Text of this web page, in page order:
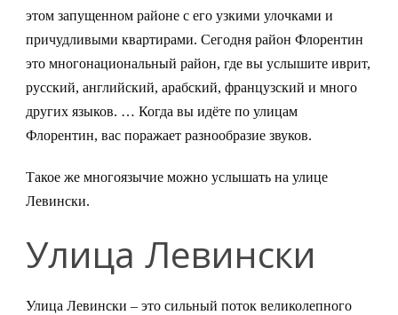
этом запущенном районе с его узкими улочками и
причудливыми квартирами. Сегодня район Флорентин
это многонациональный район, где вы услышите иврит,
русский, английский, арабский, французский и много
других языков. … Когда вы идёте по улицам
Флорентин, вас поражает разнообразие звуков.
Такое же многоязычие можно услышать на улице
Левински.
Улица Левински
Улица Левински – это сильный поток великолепного